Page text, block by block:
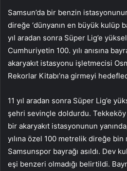
Samsun’da bir benzin
direğe ‘dünyanın en büyük kulüp
yıl aradan sonra Süper Lig’e
Cumhuriyetin 100. yılı anısına
akaryakıt istasyonu işletmecisi
Rekorlar Kitabı’na girmeyi
11 yıl aradan sonra Süper Lig’e
şehri sevinçle doldurdu.
bir akaryakıt istasyonunun
yılına özel 100 metrelik direğe
Samsunspor bayrağı asıldı. Dev
eşi benzeri olmadığı belirtildi.